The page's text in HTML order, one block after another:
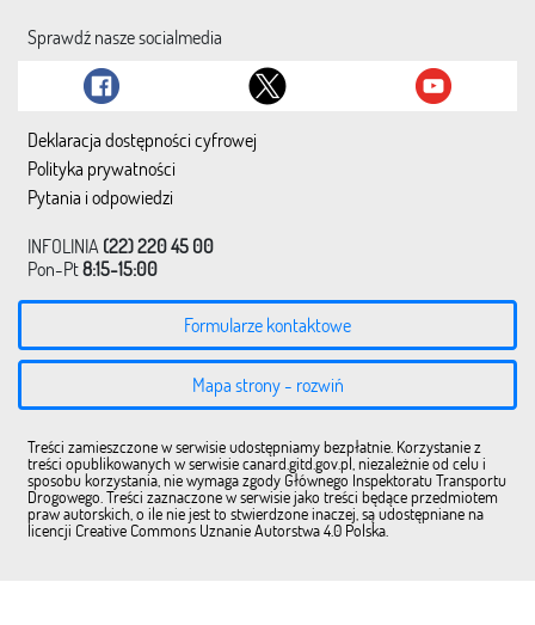
Sprawdź nasze socialmedia
Deklaracja dostępności cyfrowej
Polityka prywatności
Pytania i odpowiedzi
INFOLINIA (22) 220 45 00
Pon-Pt8:15-15:00
Formularze kontaktowe
Mapa strony - rozwiń
Treści zamieszczone w serwisie udostępniamy bezpłatnie. Korzystanie z
treści opublikowanych w serwisie canard.gitd.gov.pl, niezależnie od celu i
sposobu korzystania, nie wymaga zgody Głównego Inspektoratu Transportu
Drogowego. Treści zaznaczone w serwisie jako treści będące przedmiotem
praw autorskich, o ile nie jest to stwierdzone inaczej, są udostępniane na
licencji Creative Commons Uznanie Autorstwa 4.0 Polska.